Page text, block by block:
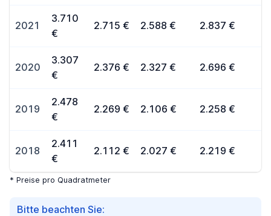
Bitte beachten Sie:
2021
3.710
€
2.715 € 2.588 € 2.837 €
2020
3.307
€
2.376 € 2.327 € 2.696 €
2019
2.478
€
2.269 € 2.106 € 2.258 €
2018
2.411
€
2.112 € 2.027 € 2.219 €
* Preise pro Quadratmeter